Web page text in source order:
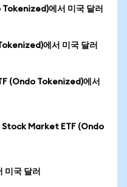
에서 미국 달러
에서 미국 달러
(Ondo Tokenized)에서
Stock Market ETF (Ondo
국 달러